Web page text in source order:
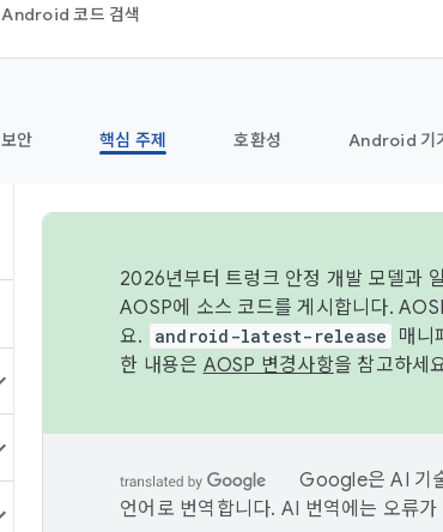
Android 코드 검색
보안 핵심 주제 호환성 Android 기
2026년부터 트렁크 안정 개발 모델과
AOSP에 소스 코드를 게시합니다.
요.
android-latest-release
매니
한 내용은 AOSP 변경사항을 참고하세
Google은 AI 기
언어로 번역합니다. AI 번역에는 오류